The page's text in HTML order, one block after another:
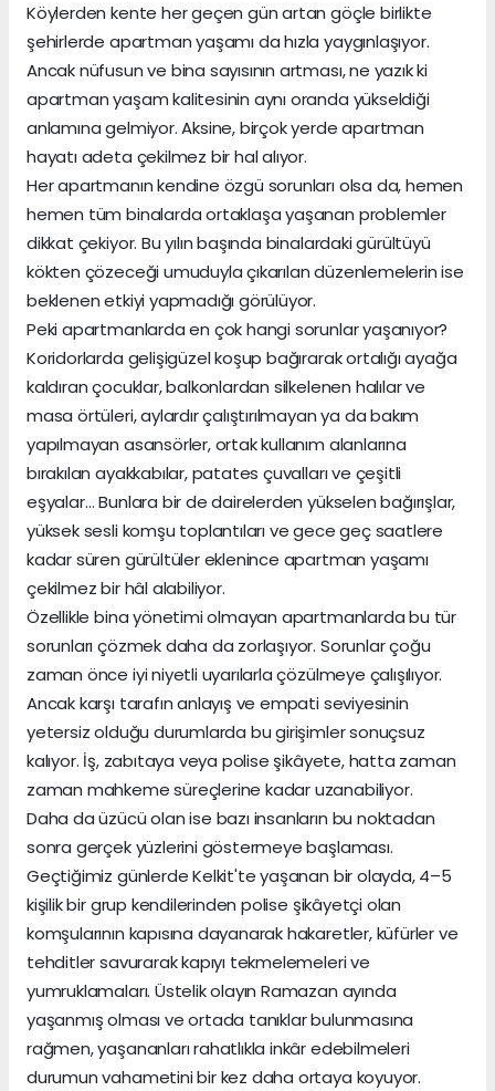
Köylerden kente her geçen gün artan göçle birlikte
şehirlerde apartman yaşamı da hızla yaygınlaşıyor.
Ancak nüfusun ve bina sayısının artması, ne yazık ki
apartman yaşam kalitesinin aynı oranda yükseldiği
anlamına gelmiyor. Aksine, birçok yerde apartman
hayatı adeta çekilmez bir hal alıyor.
Her apartmanın kendine özgü sorunları olsa da, hemen
hemen tüm binalarda ortaklaşa yaşanan problemler
dikkat çekiyor. Bu yılın başında binalardaki gürültüyü
kökten çözeceği umuduyla çıkarılan düzenlemelerin ise
beklenen etkiyi yapmadığı görülüyor.
Peki apartmanlarda en çok hangi sorunlar yaşanıyor?
Koridorlarda gelişigüzel koşup bağırarak ortalığı ayağa
kaldıran çocuklar, balkonlardan silkelenen halılar ve
masa örtüleri, aylardır çalıştırılmayan ya da bakım
yapılmayan asansörler, ortak kullanım alanlarına
bırakılan ayakkabılar, patates çuvalları ve çeşitli
eşyalar… Bunlara bir de dairelerden yükselen bağırışlar,
yüksek sesli komşu toplantıları ve gece geç saatlere
kadar süren gürültüler eklenince apartman yaşamı
çekilmez bir hâl alabiliyor.
Özellikle bina yönetimi olmayan apartmanlarda bu tür
sorunları çözmek daha da zorlaşıyor. Sorunlar çoğu
zaman önce iyi niyetli uyarılarla çözülmeye çalışılıyor.
Ancak karşı tarafın anlayış ve empati seviyesinin
yetersiz olduğu durumlarda bu girişimler sonuçsuz
kalıyor. İş, zabıtaya veya polise şikâyete, hatta zaman
zaman mahkeme süreçlerine kadar uzanabiliyor.
Daha da üzücü olan ise bazı insanların bu noktadan
sonra gerçek yüzlerini göstermeye başlaması.
Geçtiğimiz günlerde Kelkit'te yaşanan bir olayda, 4–5
kişilik bir grup kendilerinden polise şikâyetçi olan
komşularının kapısına dayanarak hakaretler, küfürler ve
tehditler savurarak kapıyı tekmelemeleri ve
yumruklamaları. Üstelik olayın Ramazan ayında
yaşanmış olması ve ortada tanıklar bulunmasına
rağmen, yaşananları rahatlıkla inkâr edebilmeleri
durumun vahametini bir kez daha ortaya koyuyor.